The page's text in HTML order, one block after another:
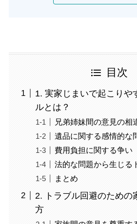
目次
1. 実家じまいで起こりや
ルとは？
兄弟姉妹間の意見の相
遺品に関する感情的な
費用負担に関する争い
法的な問題から生じる
まとめ
2. トラブル回避のための
方